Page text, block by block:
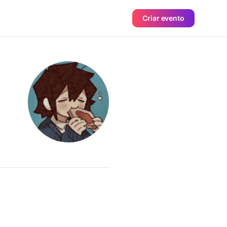
Criar evento